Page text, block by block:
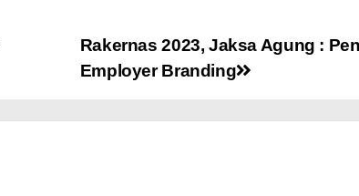
Rakernas 2023, Jaksa Agung :
Employer Branding